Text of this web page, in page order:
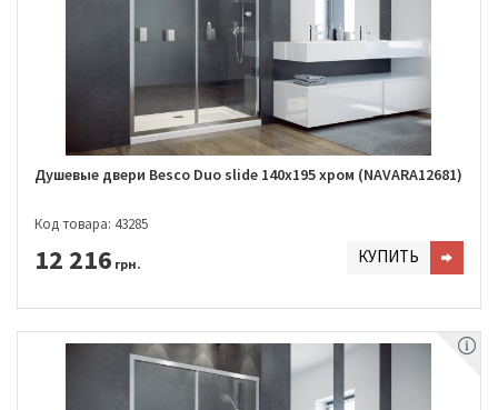
Душевые двери Besco Duo slide 140x195 хром (NAVARA12681)
Код товара: 43285
12 216 грн. КУПИТЬ